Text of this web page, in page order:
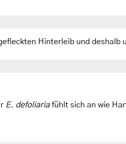
Hinterleib und deshalb
E. defoliariafühlt sich an wie